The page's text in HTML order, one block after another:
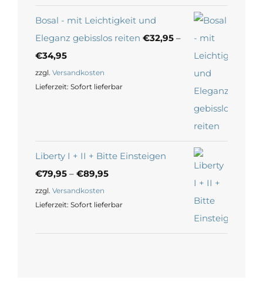
Bosal - mit Leichtigkeit und
Eleganz gebisslos reiten €32,95 –
€34,95
zzgl. Versandkosten
Lieferzeit: Sofort lieferbar
Liberty I + II + Bitte Einsteigen
€79,95 – €89,95
zzgl. Versandkosten
Lieferzeit: Sofort lieferbar